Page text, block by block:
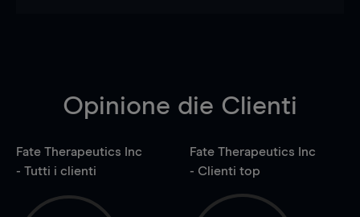
Opinione die Clienti
Fate Therapeutics Inc
- Tutti i clienti
Fate Therapeutics Inc
- Clienti top